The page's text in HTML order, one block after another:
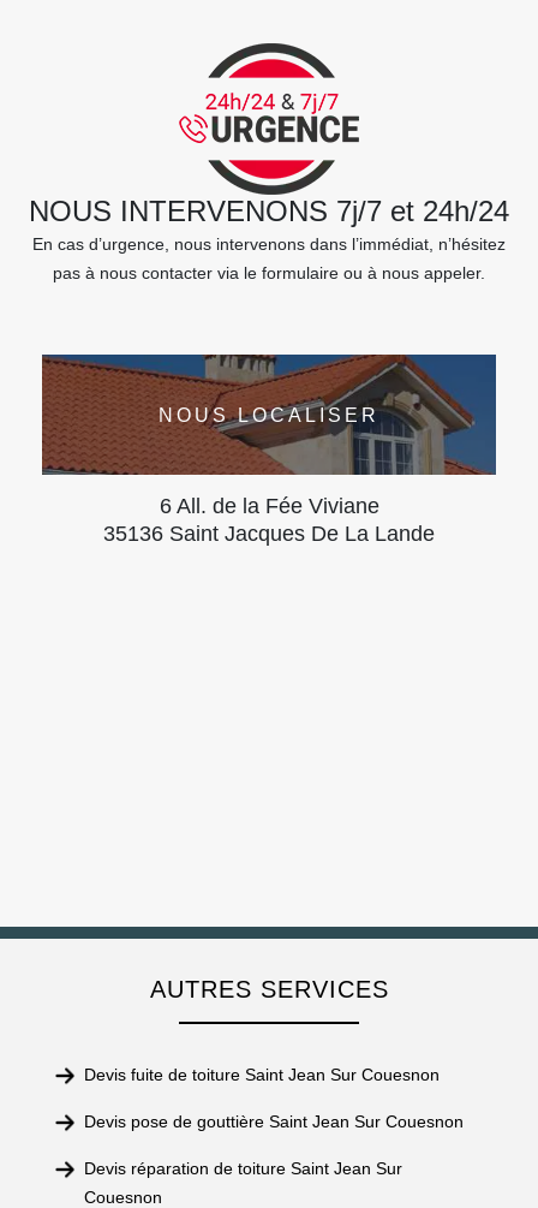
NOUS INTERVENONS 7j/7 et 24h/24
En cas d’urgence, nous intervenons dans l’immédiat, n’hésitez
pas à nous contacter via le formulaire ou à nous appeler.
NOUS LOCALISER
6 All. de la Fée Viviane
35136 Saint Jacques De La Lande
AUTRES SERVICES
Devis fuite de toiture Saint Jean Sur Couesnon
Devis pose de gouttière Saint Jean Sur Couesnon
Devis réparation de toiture Saint Jean Sur
Couesnon